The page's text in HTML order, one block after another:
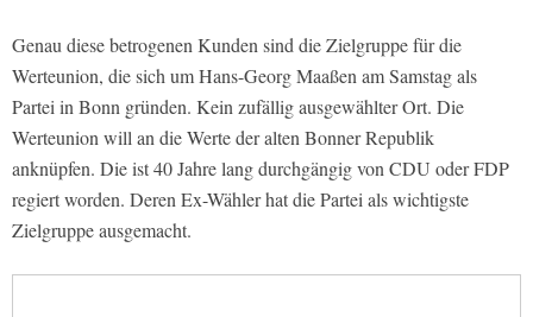
Genau diese betrogenen Kunden sind die Zielgruppe für die
Werteunion, die sich um Hans-Georg Maaßen am Samstag als
Partei in Bonn gründen. Kein zufällig ausgewählter Ort. Die
Werteunion will an die Werte der alten Bonner Republik
anknüpfen. Die ist 40 Jahre lang durchgängig von CDU oder FDP
regiert worden. Deren Ex-Wähler hat die Partei als wichtigste
Zielgruppe ausgemacht.